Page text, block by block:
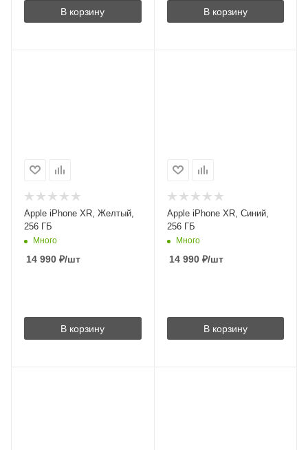
В корзину В корзину
Apple iPhone XR, Желтый,
256 ГБ
Много
14 990 ₽/шт
В корзину
Apple iPhone XR, Синий,
256 ГБ
Много
14 990₽/шт
В корзину